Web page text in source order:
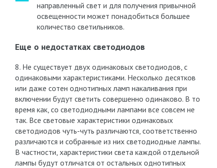
направленный свет и для получения привычной
освещенности может понадобиться большее
количество светильников.
Еще о недостатках светодиодов
8. Не существует двух одинаковых светодиодов, с
одинаковыми характеристиками. Несколько десятков
или даже сотен однотипных ламп накаливания при
включении будут светить совершенно одинаково. В то
время как, со светодиодными лампами все совсем не
так. Все световые характеристики одинаковых
светодиодов чуть-чуть различаются, соответственно
различаются и собранные из них светодиодные лампы.
В частности, характеристики света каждой отдельной
лампы будут отличатся от остальных однотипных